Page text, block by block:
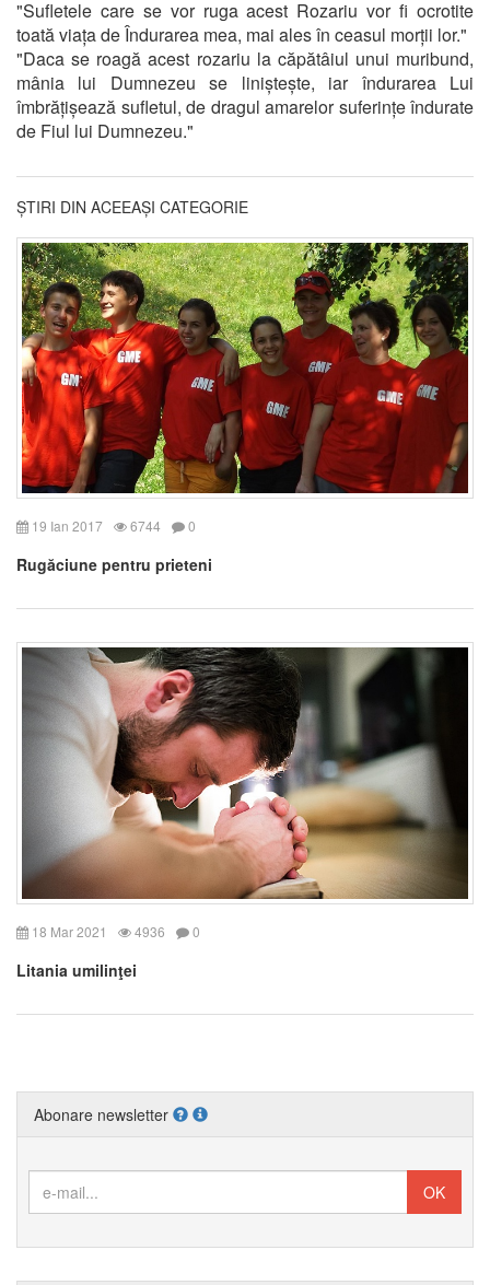
"Sufletele care se vor ruga acest Rozariu vor fi ocrotite
toată viața de Îndurarea mea, mai ales în ceasul morții lor."
"Daca se roagă acest rozariu la căpătâiul unui muribund,
mânia lui Dumnezeu se liniștește, iar îndurarea Lui
îmbrățișează sufletul, de dragul amarelor suferințe îndurate
de Fiul lui Dumnezeu."
ȘTIRI DIN ACEEAȘI CATEGORIE
19 Ian 2017 6744 0
Rugăciune pentru prieteni
18 Mar 2021 4936 0
Litania umilinţei
Abonare newsletter